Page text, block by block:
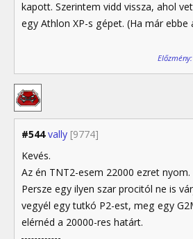
kapott. Szerintem vidd vissza, ahol
egy Athlon XP-s gépet. (Ha már ebbe
#544 vally [9774]
Kevés.
Az én TNT2-esem 22000 ezret nyom.
Persze egy ilyen szar procitól ne is
vegyél egy tutkó P2-est, meg egy
elérnéd a 20000-res határt.